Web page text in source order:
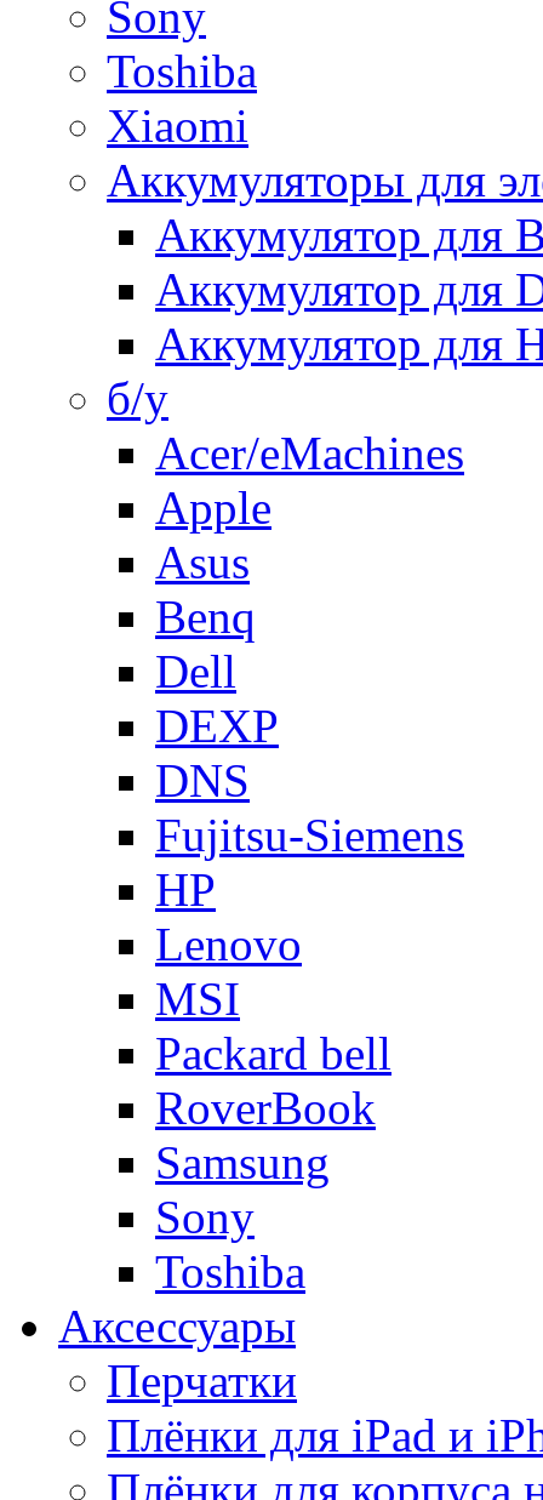
Sony
Toshiba
Xiaomi
Аккумуляторы для
Аккумулятор для
Аккумулятор для
Аккумулятор для
б/у
Acer/eMachines
Apple
Asus
Benq
Dell
DEXP
DNS
Fujitsu-Siemens
HP
Lenovo
MSI
Packard bell
RoverBook
Samsung
Sony
Toshiba
Аксессуары
Перчатки
Плёнки для iPad и
Плёнки для корпуса